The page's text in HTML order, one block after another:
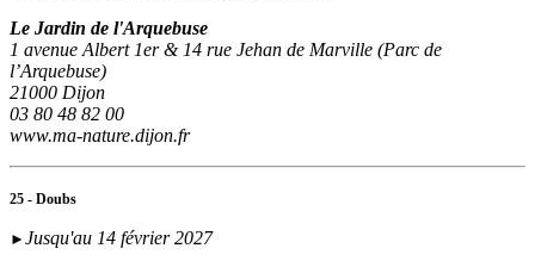
Le Jardin de l'Arquebuse
1 avenue Albert 1er & 14 rue Jehan de Marville (Parc de
l’Arquebuse)
21000 Dijon
03 80 48 82 00
www.ma-nature.dijon.fr
25 - Doubs
► Jusqu'au 14 février 2027